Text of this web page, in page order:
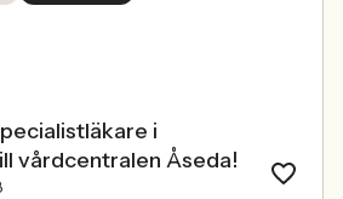
i
vårdcentralen Åseda!